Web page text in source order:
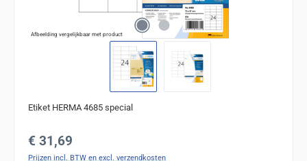
Afbeelding vergelijkbaar met product
Etiket HERMA 4685 special
Normale prijs:
€ 31,69
Prijzen incl. BTW en excl. verzendkosten